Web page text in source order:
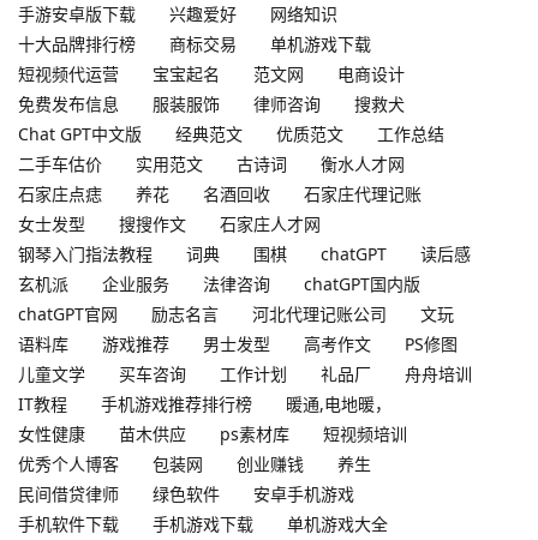
手游安卓版下载
兴趣爱好
网络知识
十大品牌排行榜
商标交易
单机游戏下载
短视频代运营
宝宝起名 范文网
电商设计
免费发布信息
服装服饰 律师咨询
搜救犬
Chat GPT中文版
经典范文 优质范文
工作总结
二手车估价
实用范文 古诗词
衡水人才网
石家庄点痣
养花 名酒回收
石家庄代理记账
女士发型
搜搜作文
石家庄人才网
钢琴入门指法教程
词典 围棋 chatGPT
读后感
玄机派
企业服务 法律咨询
chatGPT国内版
chatGPT官网
励志名言 河北代理记账公司
文玩
语料库
游戏推荐 男士发型 高考作文
PS修图
儿童文学
买车咨询 工作计划 礼品厂
舟舟培训
IT教程
手机游戏推荐排行榜
暖通,电地暖，
女性健康
苗木供应 ps素材库
短视频培训
优秀个人博客
包装网 创业赚钱
养生
民间借贷律师
绿色软件
安卓手机游戏
手机软件下载
手机游戏下载
单机游戏大全